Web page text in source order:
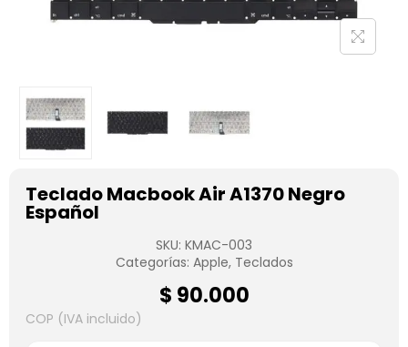
Teclado Macbook Air A1370 Negro
Español
SKU: KMAC-003
Categorías: Apple, Teclados
$ 90.000
COP (IVA incluido)